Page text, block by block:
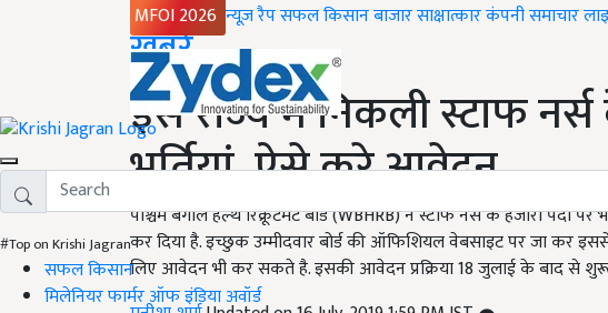
MFOI 2026 न्यूज़ रैपसफल किसानबाजारसाक्षात्कारकंपनी समाचार
#Top on Krishi Jagran
सफल किसान
मिलेनियर फार्मर ऑफ इंडिया अवॉर्ड
Home
ख़बरें
इस राज्य में निकली स्टाफ नर्स
भर्तियां, ऐसे करे आवेदन
पश्चिम बंगाल हेल्थ रिक्रूटमेंट बोर्ड (WBHRB) ने स्टाफ नर्स के हजारों पदों पर
कर दिया है. इच्छुक उम्मीदवार बोर्ड की ऑफिशियल वेबसाइट पर जा कर
लिए आवेदन भी कर सकते है. इसकी आवेदन प्रक्रिया 18 जुलाई के बाद से